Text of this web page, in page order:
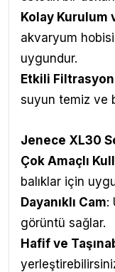
Kolay Kurulum
akvaryum
uygundur.
Etkili Filtrasyon
suyun temiz ve
Jenece XL30
Çok Amaçlı
balıklar için
Dayanıklı Cam:
görüntü sağlar.
Hafif ve